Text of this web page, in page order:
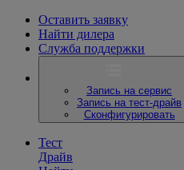
Оставить заявку
Найти дилера
Служба поддержки
Запись на сервис
Запись на тест-драйв
Сконфигурировать
Тест
Драйв